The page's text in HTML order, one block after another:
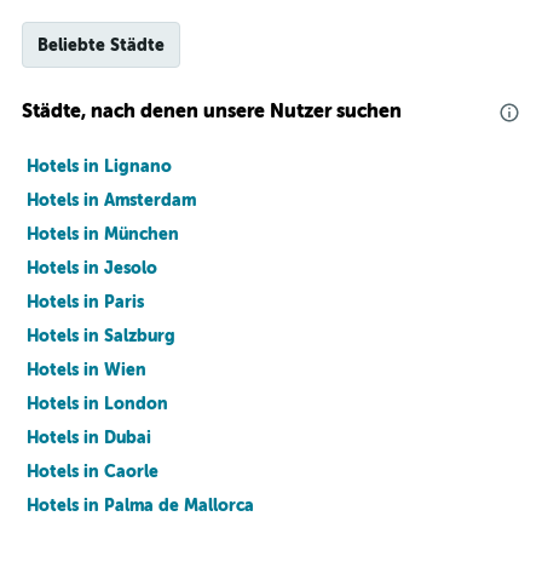
Beliebte Städte
Städte, nach denen unsere Nutzer suchen
Hotels in Lignano
Hotels in Amsterdam
Hotels in München
Hotels in Jesolo
Hotels in Paris
Hotels in Salzburg
Hotels in Wien
Hotels in London
Hotels in Dubai
Hotels in Caorle
Hotels in Palma de Mallorca